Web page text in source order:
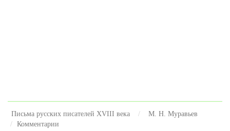
Письма русских писателей XVIII века
М. Н. Муравьев
Комментарии